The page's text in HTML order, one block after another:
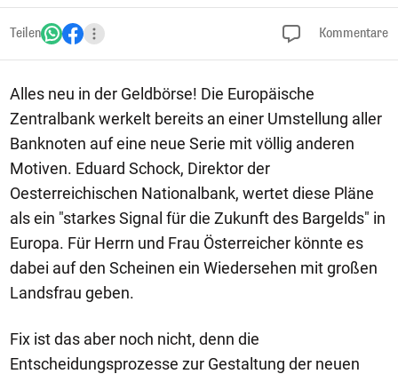
Teilen Kommentare
Alles neu in der Geldbörse! Die Europäische
Zentralbank werkelt bereits an einer Umstellung aller
Banknoten auf eine neue Serie mit völlig anderen
Motiven. Eduard Schock, Direktor der
Oesterreichischen Nationalbank, wertet diese Pläne
als ein "starkes Signal für die Zukunft des Bargelds" in
Europa. Für Herrn und Frau Österreicher könnte es
dabei auf den Scheinen ein Wiedersehen mit großen
Landsfrau geben.
Fix ist das aber noch nicht, denn die
Entscheidungsprozesse zur Gestaltung der neuen